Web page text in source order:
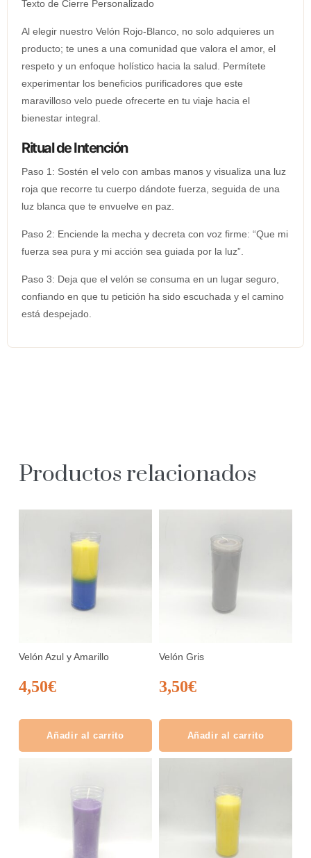
Texto de Cierre Personalizado
Al elegir nuestro Velón Rojo-Blanco, no solo adquieres un
producto; te unes a una comunidad que valora el amor, el
respeto y un enfoque holístico hacia la salud. Permítete
experimentar los beneficios purificadores que este
maravilloso velo puede ofrecerte en tu viaje hacia el
bienestar integral.
Ritual de Intención
Paso 1: Sostén el velo con ambas manos y visualiza una luz
roja que recorre tu cuerpo dándote fuerza, seguida de una
luz blanca que te envuelve en paz.
Paso 2: Enciende la mecha y decreta con voz firme: “Que mi
fuerza sea pura y mi acción sea guiada por la luz”.
Paso 3: Deja que el velón se consuma en un lugar seguro,
confiando en que tu petición ha sido escuchada y el camino
está despejado.
Productos relacionados
Velón Azul y Amarillo
4,50€
Añadir al carrito
Velón Gris
3,50€
Añadir al carrito